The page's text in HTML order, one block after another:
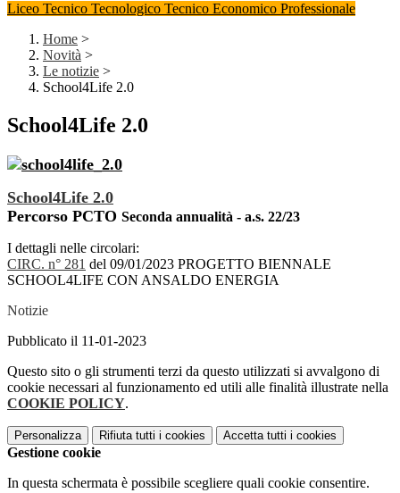
Liceo Tecnico Tecnologico Tecnico Economico Professionale
Home >
Novità >
Le notizie >
School4Life 2.0
School4Life 2.0
School4Life 2.0
Percorso PCTO Seconda annualità - a.s. 22/23
I dettagli nelle circolari:
CIRC. n° 281 del 09/01/2023 PROGETTO BIENNALE
SCHOOL4LIFE CON ANSALDO ENERGIA
Notizie
Pubblicato il 11-01-2023
Questo sito o gli strumenti terzi da questo utilizzati si avvalgono di
cookie necessari al funzionamento ed utili alle finalità illustrate nella
COOKIE POLICY.
Personalizza Rifiuta tutti i cookies Accetta tutti i cookies
Gestione cookie
In questa schermata è possibile scegliere quali cookie consentire.